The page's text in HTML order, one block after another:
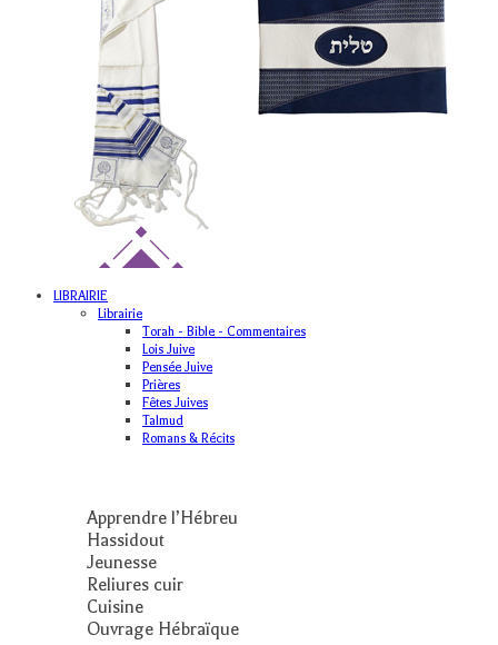
LIBRAIRIE
Librairie
Torah - Bible - Commentaires
Lois Juive
Pensée Juive
Prières
Fêtes Juives
Talmud
Romans & Récits
Apprendre l’Hébreu
Hassidout
Jeunesse
Reliures cuir
Cuisine
Ouvrage Hébraïque